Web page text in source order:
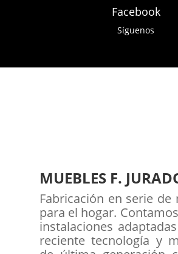
Facebook
Síguenos
MUEBLES F.
Fabricación en serie de
para el hogar.
instalaciones
reciente tecnología y